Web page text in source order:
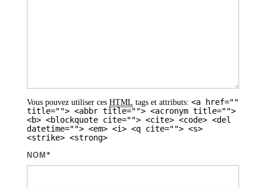
Vous pouvez utiliser ces HTML tags et attributs: <a href=""
title=""> <abbr title=""> <acronym title="">
<b> <blockquote cite=""> <cite> <code> <del
datetime=""> <em> <i> <q cite=""> <s>
<strike> <strong>
NOM *